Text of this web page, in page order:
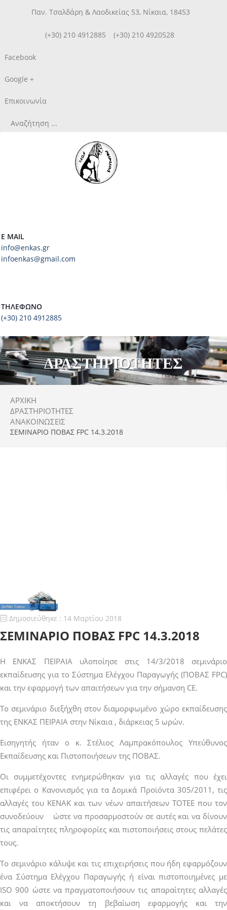
Παν. Τσαλδάρη & Λαοδικείας 53, Νίκαια, 18453
(+30) 210 4912885 (+30) 210 4920528
Facebook
Google +
Επικοινωνία
E MAIL
info@enkas.gr
infoenkas@gmail.com
ΤΗΛΈΦΩΝΟ
(+30) 210 4912885
ΔΡΑΣΤΗΡΙΟΤΗΤΕΣ
ΑΡΧΙΚΗ
ΔΡΑΣΤΗΡΙΌΤΗΤΕΣ
ΑΝΑΚΟΙΝΏΣΕΙΣ
ΣΕΜΙΝΑΡΙΟ ΠΟΒΑΣ FPC 14.3.2018
Δημοσιεύθηκε : 14 Μαρτίου 2018
ΣΕΜΙΝΑΡΙΟ ΠΟΒΑΣ FPC 14.3.2018
Η ΕΝΚΑΣ ΠΕΙΡΑΙΑ υλοποίησε στις 14/3/2018 σεμινάριο
εκπαίδευσης για το Σύστημα Ελέγχου Παραγωγής (ΠΟΒΑΣ FPC)
και την εφαρμογή των απαιτήσεων για την σήμανση CE.
Tο σεμινάριο διεξήχθη στον διαμορφωμένο χώρο εκπαίδευσης
της ΕΝΚΑΣ ΠΕΙΡΑΙΑ στην Νίκαια , διάρκειας 5 ωρών.
Εισηγητής ήταν ο κ. Στέλιος Λαμπρακόπουλος Υπεύθυνος
Εκπαίδευσης και Πιστοποιήσεων της ΠΟΒΑΣ.
Οι συμμετέχοντες ενημερώθηκαν για τις αλλαγές που έχει
επιφέρει ο Κανονισμός για τα Δομικά Προϊόντα 305/2011, τις
αλλαγές του ΚΕΝΑΚ και των νέων απαιτήσεων ΤΟΤΕΕ που τον
συνοδεύουν ώστε να προσαρμοστούν σε αυτές και να δίνουν
τις απαραίτητες πληροφορίες και πιστοποιήσεις στους πελάτες
τους.
Το σεμινάριο κάλυψε και τις επιχειρήσεις που ήδη εφαρμόζουν
ένα Σύστημα Ελέγχου Παραγωγής ή είναι πιστοποιημένες με
ISO 900 ώστε να πραγματοποιήσουν τις απαραίτητες αλλαγές
και να αποκτήσουν τη βεβαίωση εφαρμογής και την